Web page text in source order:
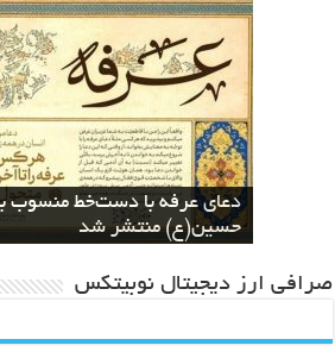
Reinterpretation of the
“Allah”: From Calligraphy
to Architecture
نسخه های بازآفرینی قرآن
اطهار در کتابخانه دیجیتال
رضوی بارگزاری شد
کسب عنوان دوم جشنواره
ایران توسط حمید رابعی
دعای عرفه با دست‌خط منسوب
حسین(ع) منتشر شد
کسب مقام دوم بخش هنرهای
نخستین جشنواره معلمان
توسط حمید رابعی
صرافی ارز دیجیتال نوبیتکس